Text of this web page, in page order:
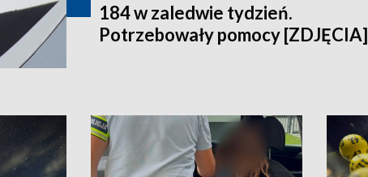
184 w zaledwie tydzień.
Potrzebowały pomocy [ZDJĘCIA]